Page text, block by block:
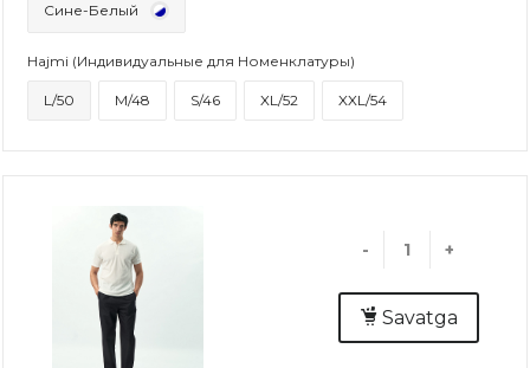
Сине-Белый
Hajmi (Индивидуальные для Номенклатуры)
L/50 M/48 S/46 XL/52 XXL/54
- +
Savatga